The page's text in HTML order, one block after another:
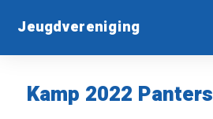
Jeugdvereniging
Kamp 2022 Panters